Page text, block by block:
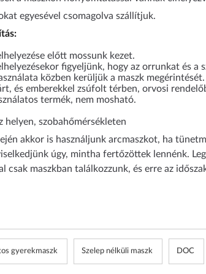
egyesével csomagolva szállítjuk.
előtt mossunk kezet.
figyeljünk, hogy az orrunkat és a
közben kerüljük a maszk megérintését.
és emberekkel zsúfolt térben, orvosi
termék, nem mosható.
helyen, szobahőmérsékleten
akkor is használjunk arcmaszkot, ha
úgy, mintha fertőzöttek lennénk.
csak maszkban találkozzunk, és erre az
gyerekmaszk Szelep nélküli maszk DOC